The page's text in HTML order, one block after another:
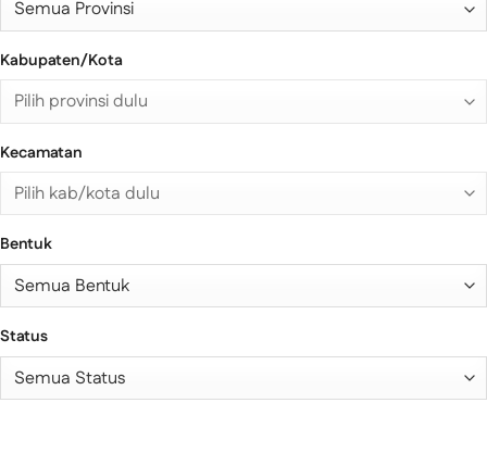
Kabupaten/Kota
Kecamatan
Bentuk
Status